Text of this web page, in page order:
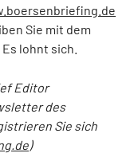
Sie mit dem
lohnt sich.
Editor
des
Sie sich
)